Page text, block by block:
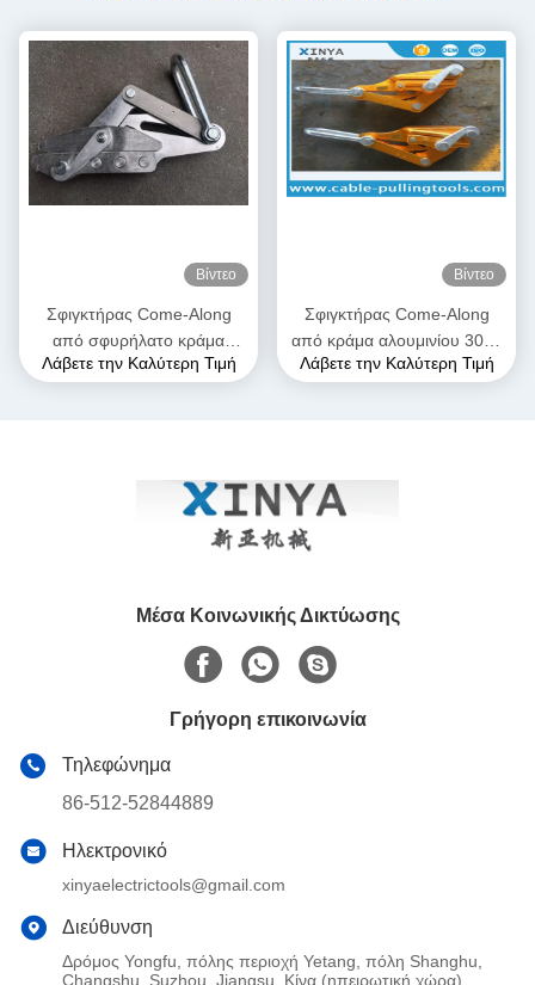
Βίντεο
Σφιγκτήρας Come-Along
από σφυρήλατο κράμα
αλουμινίου υψηλής αντοχής,
Λάβετε την Καλύτερη Τιμή
Βίντεο
Σφιγκτήρας Come-Along
από κράμα αλουμινίου 300–
400 sqmm | Λαβή γραμμής
Λάβετε την Καλύτερη Τιμή
Μέσα Κοινωνικής Δικτύωσης
Γρήγορη επικοινωνία
Τηλεφώνημα
86-512-52844889
Ηλεκτρονικό
xinyaelectrictools@gmail.com
Διεύθυνση
Δρόμος Yongfu, πόλης περιοχή Yetang, πόλη Shanghu,
Changshu, Suzhou, Jiangsu, Κίνα (ηπειρωτική χώρα)